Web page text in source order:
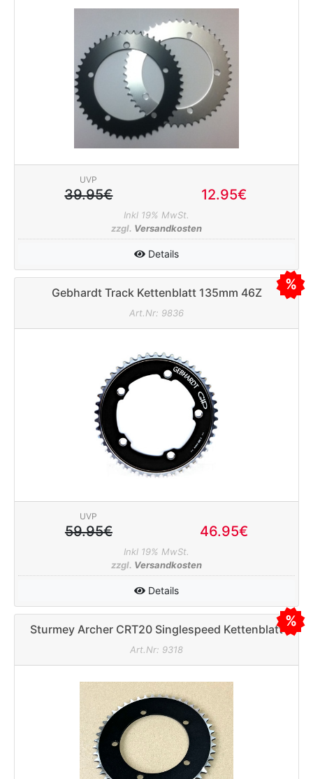
UVP
39.95€ 12.95€
Inkl 19% MwSt.
zzgl. Versandkosten
Details
Gebhardt Track Kettenblatt 135mm 46Z
schwarz
Art.Nr: 9836
UVP
59.95€ 46.95€
Inkl 19% MwSt.
zzgl. Versandkosten
Details
Sturmey Archer CRT20 Singlespeed Kettenblatt
130mm 46Z 1/8" (breit) schwarz
Art.Nr: 9318